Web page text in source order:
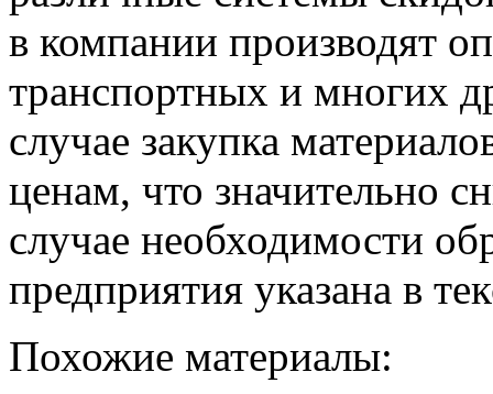
в компании производят
транспортных и многих
случае закупка
ценам, что значительно
случае необходимости
предприятия указана в
Похожие материалы: